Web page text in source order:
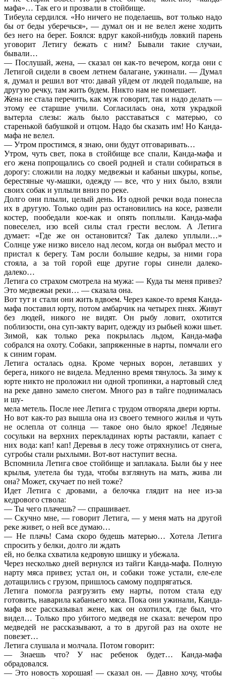
мафа»… Так его и прозвали в стойбище.
Тибеула сердился. «Но ничего не поделаешь, вот только надо
бы от беды уберечься», — думал он и не велел жене ходить
без него на берег. Боялся: вдруг какой-нибудь ловкий парень
уговорит Летигу бежать с ним? Бывали такие случаи,
бывали…
— Послушай, жена, — сказал он как-то вечером, когда они с
Летигой сидели в своем летнем балагане, ужинали. — Думал
я, думал и решил вот что: давай уйдем от людей подальше, на
другую речку, там жить будем. Никто нам не помешает.
Жена не стала перечить, как муж говорит, так и надо делать —
этому ее старшие учили. Согласилась она, хотя украдкой
вытерла слезы: жаль было расставаться с матерью, со
старенькой бабушкой и отцом. Надо бы сказать им! Но Канда-
мафа не велел.
— Утром простимся, я знаю, они будут отговаривать…
Утром, чуть свет, пока в стойбище все спали, Канда-мафа и
его жена попрощались со своей родней и стали собираться в
дорогу: сложили на лодку медвежьи и кабаньи шкуры, копье,
берестяные чу-машки, одежду — все, что у них было, взяли
своих собак и уплыли вниз по реке.
Долго они плыли, целый день. Из одной речки вода понесла
их в другую. Только один раз остановились на косе, развели
костер, пообедали кое-как и опять поплыли. Канда-мафа
повеселел, изо всей силы стал грести веслом. А Летига
думает: «Где же он остановится? Так далеко уплыли…»
Солнце уже низко висело над лесом, когда он выбрал место и
пристал к берегу. Там росли большие кедры, за ними гора
стояла, а за той горой еще другие горы синели далеко-
далеко…
Летига со страхом смотрела на мужа: — Куда ты меня привез?
Это медвежьи реки… — сказала она.
Вот тут и стали они жить вдвоем. Через какое-то время Канда-
мафа поставил юрту, потом амбарчик на четырех пнях. Живут
без людей, никого не видят. Он рыбу ловит, охотится
поблизости, она суп-закту варит, одежду из рыбьей кожи шьет.
Зимой, как только река покрылась льдом, Канда-мафа
собрался на охоту. Собаки, запряженные в нарты, помчали его
к синим горам.
Летига осталась одна. Кроме черных ворон, летавших у
берега, никого не видела. Медленно время тянулось. За зиму к
юрте никто не проложил ни одной тропинки, а нартовый след
на реке давно замело снегом. Много раз в тайге поднималась
и шу-
мела метель. После нее Летига с трудом отворяла двери юрты.
Но вот как-то раз вышла она из своего темного жилья и чуть
не ослепла от солнца — такое оно было яркое! Ледяные
сосульки на верхних перекладинах юрты растаяли, капает с
них вода: кап! кап! Деревья в лесу тоже отряхнулись от снега,
сугробы стали рыхлыми. Вот-вот наступит весна.
Вспомнила Летига свое стойбище и заплакала. Были бы у нее
крылья, улетела бы туда, чтобы взглянуть на мать, жива ли
она? Может, скучает по ней тоже?
Идет Летига с дровами, а белочка глядит на нее из-за
кедрового ствола:
— Ты чего плачешь? — спрашивает.
— Скучно мне, — говорит Летига, — у меня мать на другой
реке живет, о ней все думаю…
— Не плачь! Сама скоро будешь матерью… Хотела Летига
спросить у белки, долго ли ждать
ей, но белка схватила кедровую шишку и убежала.
Через несколько дней вернулся из тайги Канда-мафа. Полную
нарту мяса привез; устал он, и собаки тоже устали, еле-еле
дотащились с грузом, пришлось самому подпрягаться.
Летига помогла разгрузить ему нарты, потом стала еду
готовить, наварила кабаньего мяса. Пока они ужинали, Канда-
мафа все рассказывал жене, как он охотился, где был, что
видел… Только про убитого медведя не сказал: вечером про
медведей не рассказывают, а то в другой раз на охоте не
повезет…
Летига слушала и молчала. Потом говорит:
— Знаешь что? У нас ребенок будет… Канда-мафа
обрадовался.
— Это новость хорошая! — сказал он. — Давно хочу, чтобы